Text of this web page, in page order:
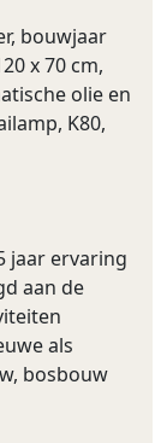
bouwjaar
x 70 cm,
olie en
K80,
jaar ervaring
aan de
als
bosbouw